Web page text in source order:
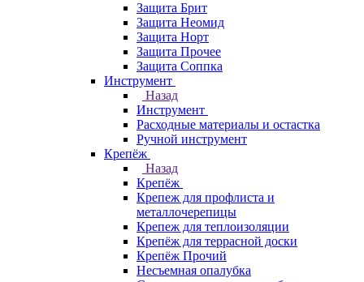
Защита Брит
Защита Неомид
Защита Норт
Защита Прочее
Защита Соппка
Инструмент
Назад
Инструмент
Расходные материалы и остастка
Ручной инструмент
Крепёж
Назад
Крепёж
Крепеж для профлиста и
металлочерепицы
Крепеж для теплоизоляции
Крепёж для террасной доски
Крепёж Прочий
Несъемная опалубка